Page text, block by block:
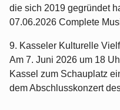
die sich 2019 gegründet
07.06.2026 Complete
9. Kasseler Kulturelle
Am 7. Juni 2026 um 18
Kassel zum Schauplatz
dem Abschlusskonzert